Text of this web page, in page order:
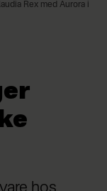
Rex med Aurora i